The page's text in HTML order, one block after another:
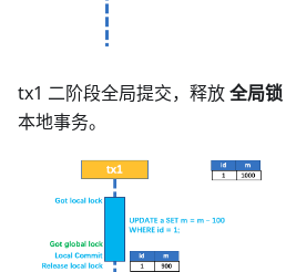
tx1 二阶段全局提交，释放全局锁
本地事务。